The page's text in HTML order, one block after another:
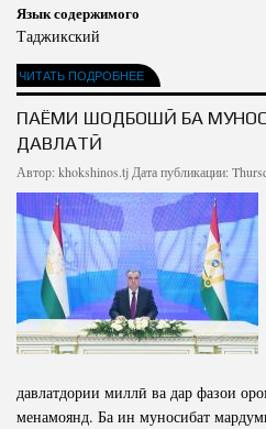
Язык содержимого
Таджикский
ЧИТАТЬ ПОДРОБНЕЕ
ПАЁМИ ШОДБОШӢ БА
ДАВЛАТӢ
Автор:khokshinos.tjДата публикации:
давлатдории миллӣ ва дар фазои
менамоянд. Ба ин муносибат